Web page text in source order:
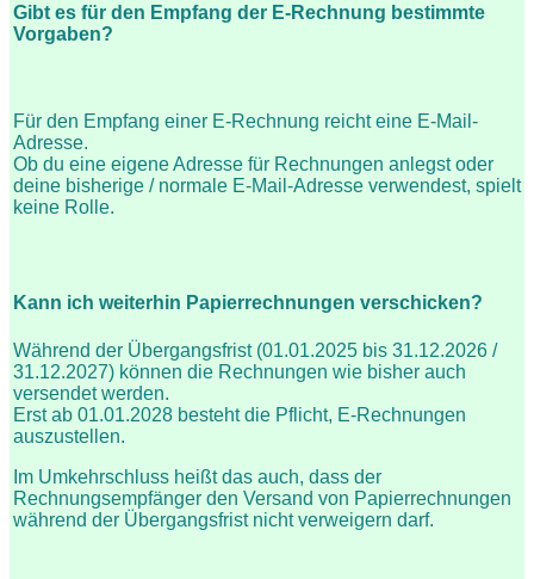
Gibt es für den Empfang der E-Rechnung bestimmte
Vorgaben?
Für den Empfang einer E-Rechnung reicht eine E-Mail-
Adresse.
Ob du eine eigene Adresse für Rechnungen anlegst oder
deine bisherige / normale E-Mail-Adresse verwendest, spielt
keine Rolle.
Kann ich weiterhin Papierrechnungen verschicken?
Während der Übergangsfrist (01.01.2025 bis 31.12.2026 /
31.12.2027) können die Rechnungen wie bisher auch
versendet werden.
Erst ab 01.01.2028 besteht die Pflicht, E-Rechnungen
auszustellen.
Im Umkehrschluss heißt das auch, dass der
Rechnungsempfänger den Versand von Papierrechnungen
während der Übergangsfrist nicht verweigern darf.